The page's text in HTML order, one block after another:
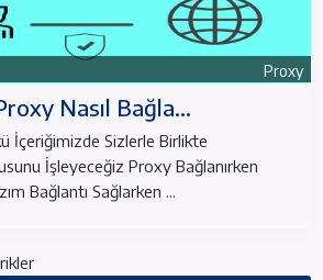
Proxy
Nasıl Bağla...
İçeriğimizde Sizlerle Birlikte
İşleyeceğiz Proxy Bağlanırken
Bağlantı Sağlarken ...